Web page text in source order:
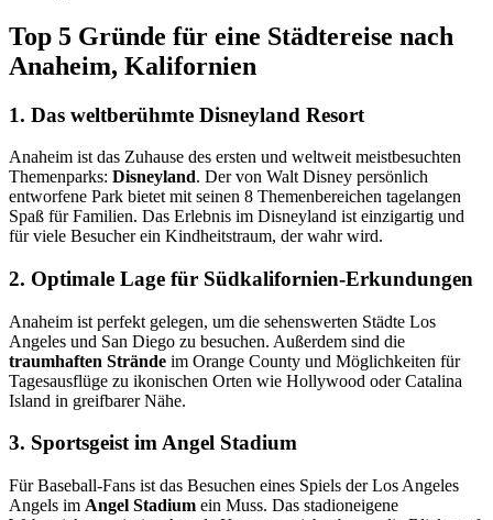
Top 5 Gründe für eine Städtereise nach
Anaheim, Kalifornien
1. Das weltberühmte Disneyland Resort
Anaheim ist das Zuhause des ersten und weltweit meistbesuchten
Themenparks: Disneyland. Der von Walt Disney persönlich
entworfene Park bietet mit seinen 8 Themenbereichen tagelangen
Spaß für Familien. Das Erlebnis im Disneyland ist einzigartig und
für viele Besucher ein Kindheitstraum, der wahr wird.
2. Optimale Lage für Südkalifornien-Erkundungen
Anaheim ist perfekt gelegen, um die sehenswerten Städte Los
Angeles und San Diego zu besuchen. Außerdem sind die
traumhaften Strände im Orange County und Möglichkeiten für
Tagesausflüge zu ikonischen Orten wie Hollywood oder Catalina
Island in greifbarer Nähe.
3. Sportsgeist im Angel Stadium
Für Baseball-Fans ist das Besuchen eines Spiels der Los Angeles
Angels im Angel Stadium ein Muss. Das stadioneigene